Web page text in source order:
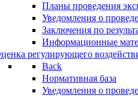
Планы проведения
Уведомления о
Заключения по
Информационные
регулирующего
Back
Нормативная база
Уведомления о